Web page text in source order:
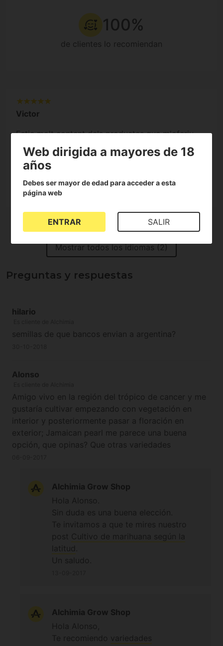
100%
de clientes lo recomiendan
Victor
Estic molt content dels productes que m'oferiu.
Gràcies per la vostra atenció!! Bon Estiu!!
16-07-2026
Opinión verificada
Mostrar todos los idiomas (2)
Preguntas y respuestas
hilario
semillas de que bancos envian a argentina?
Alonso
Amigo vivo en la región del trópico de cancer y me
gustaría cultivar empezando con vegetación en
interior y posteriormente pasar a floración en
exterior; Jamaican pearl me parece una buena
opción, que opinas? Que otras variedades
semillas comprar, GRACIAS
Alchimia Grow Shop
Alchimia Grow Shop
Web dirigida a mayores de 18
años
Debes ser mayor de edad para acceder a esta
página web
ENTRAR SALIR